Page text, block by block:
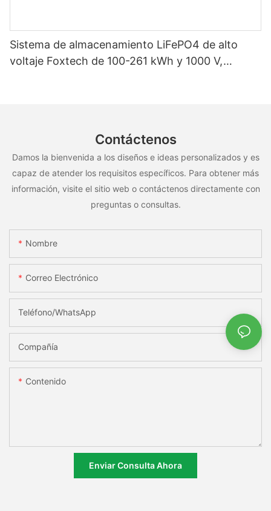
Sistema de almacenamiento LiFePO4 de alto
voltaje Foxtech de 100-261 kWh y 1000 V,
Contáctenos
Damos la bienvenida a los diseños e ideas personalizados y es
capaz de atender los requisitos específicos. Para obtener más
información, visite el sitio web o contáctenos directamente con
preguntas o consultas.
Nombre
Correo Electrónico
Teléfono/WhatsApp
Compañía
Contenido
Enviar Consulta Ahora